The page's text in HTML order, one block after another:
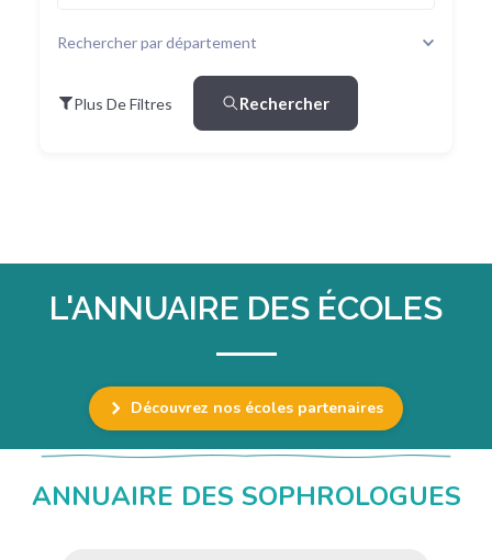
Rechercher par département
Plus De Filtres Rechercher
L'ANNUAIRE DES ÉCOLES
Découvrez nos écoles partenaires
ANNUAIRE DES SOPHROLOGUES